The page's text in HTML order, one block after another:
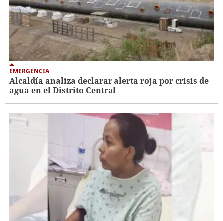
EMERGENCIA
Alcaldía analiza declarar alerta roja por crisis de
agua en el Distrito Central